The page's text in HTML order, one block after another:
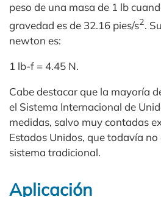
peso de una masa de 1 lb
gravedad es de 32.16 pies/s2.
newton es:
1 lb-f = 4.45 N.
Cabe destacar que la mayoría
el Sistema Internacional de
medidas, salvo muy contadas
Estados Unidos, que todavía
sistema tradicional.
Aplicación